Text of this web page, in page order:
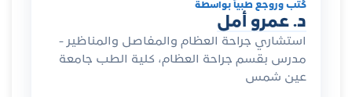
كُتب وروجع طبياً بواسطة
د. عمرو أمل
استشاري جراحة العظام والمفاصل والمناظير -
مدرس بقسم جراحة العظام، كلية الطب جامعة
عين شمس